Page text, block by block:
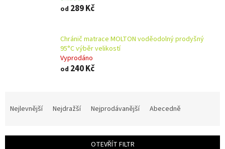
od 289 Kč
Chránič matrace MOLTON voděodolný prodyšný
95°C výběr velikostí
Vyprodáno
od 240 Kč
Nejlevnější Nejdražší Nejprodávanější Abecedně
OTEVŘÍT FILTR